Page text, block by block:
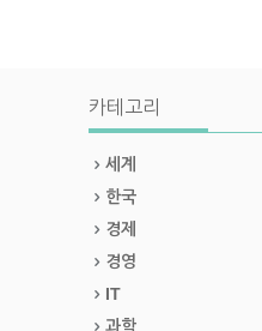
카테고리
세계
한국
경제
경영
IT
과학